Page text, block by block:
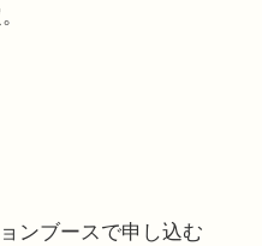
ンブースで申し込む